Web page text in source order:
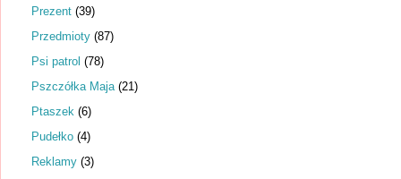
Prezent (39)
Przedmioty (87)
Psi patrol (78)
Pszczółka Maja (21)
Ptaszek (6)
Pudełko (4)
Reklamy (3)